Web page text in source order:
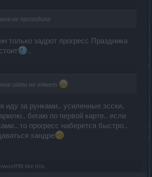
не проходила
только задрот прогресс Праздника
..
идти не тянет
иду за рунками.. усиленные эсски,
бегаю по первой карте.. если
то прогресс наберется быстро..
хандре
like this.